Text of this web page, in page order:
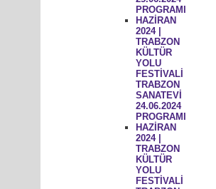
PROGRAMI
HAZİRAN
2024 |
TRABZON
KÜLTÜR
YOLU
FESTİVALİ
TRABZON
SANATEVİ
24.06.2024
PROGRAMI
HAZİRAN
2024 |
TRABZON
KÜLTÜR
YOLU
FESTİVALİ